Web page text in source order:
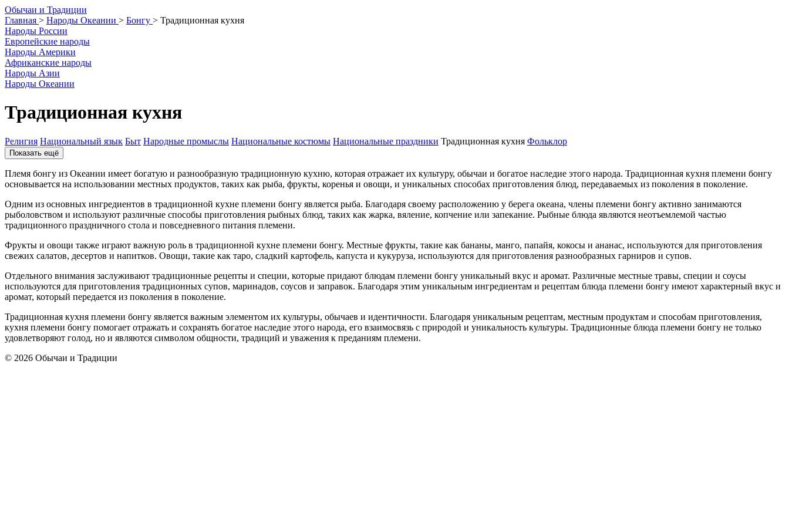
Обычаи и Традиции
Главная > Народы Океании > Бонгу > Традиционная кухня
Народы России
Европейские народы
Народы Америки
Африканские народы
Народы Азии
Народы Океании
Традиционная кухня
Религия Национальный язык Быт Народные промыслы Национальные костюмы Национальные праздники Традиционная кухня Фольклор
Показать ещё
Племя бонгу из Океании имеет богатую и разнообразную традиционную кухню, которая отражает их культуру, обычаи и богатое наследие этого народа. Традиционная кухня племени бонгу
основывается на использовании местных продуктов, таких как рыба, фрукты, коренья и овощи, и уникальных способах приготовления блюд, передаваемых из поколения в поколение.
Одним из основных ингредиентов в традиционной кухне племени бонгу является рыба. Благодаря своему расположению у берега океана, члены племени бонгу активно занимаются
рыболовством и используют различные способы приготовления рыбных блюд, таких как жарка, вяление, копчение или запекание. Рыбные блюда являются неотъемлемой частью
традиционного праздничного стола и повседневного питания племени.
Фрукты и овощи также играют важную роль в традиционной кухне племени бонгу. Местные фрукты, такие как бананы, манго, папайя, кокосы и ананас, используются для приготовления
свежих салатов, десертов и напитков. Овощи, такие как таро, сладкий картофель, капуста и кукуруза, используются для приготовления разнообразных гарниров и супов.
Отдельного внимания заслуживают традиционные рецепты и специи, которые придают блюдам племени бонгу уникальный вкус и аромат. Различные местные травы, специи и соусы
используются для приготовления традиционных супов, маринадов, соусов и заправок. Благодаря этим уникальным ингредиентам и рецептам блюда племени бонгу имеют характерный вкус и
аромат, который передается из поколения в поколение.
Традиционная кухня племени бонгу является важным элементом их культуры, обычаев и идентичности. Благодаря уникальным рецептам, местным продуктам и способам приготовления,
кухня племени бонгу помогает отражать и сохранять богатое наследие этого народа, его взаимосвязь с природой и уникальность культуры. Традиционные блюда племени бонгу не только
удовлетворяют голод, но и являются символом общности, традиций и уважения к преданиям племени.
© 2026 Обычаи и Традиции